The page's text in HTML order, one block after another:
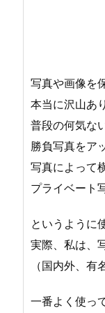
写真や画像を
本当に沢山あ
普段の何気な
勝負写真をア
写真によって
プライベート
というように
実際、私は、
（国内外、有
一番よく使っ